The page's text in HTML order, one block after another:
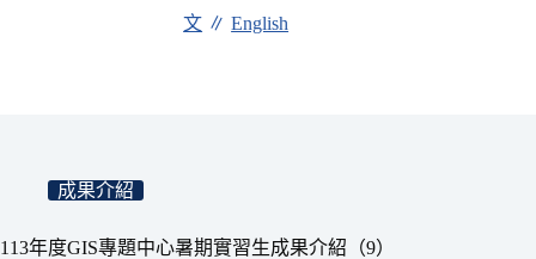
文 ∥English
成果介紹
113年度GIS專題中心暑期實習生成果介紹（9）